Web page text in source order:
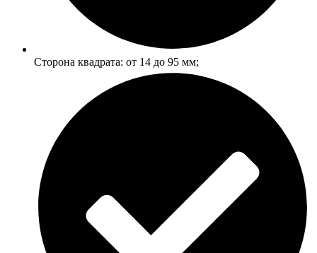
Сторона квадрата: от 14 до 95 мм;